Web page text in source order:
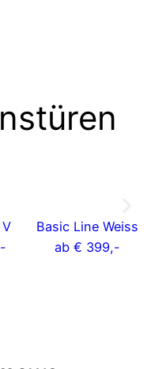
Basic Line Weiss
ab € 399,-